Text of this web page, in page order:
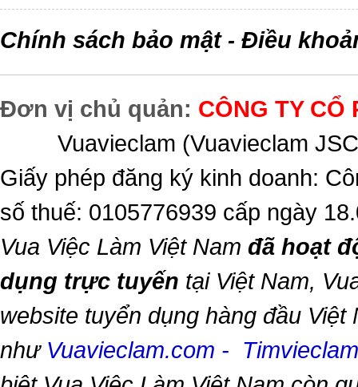
Chính sách bảo mật- Điều
Đơn vị chủ quản: CÔNG TY CỔ
Vuavieclam (Vuavieclam
Giấy phép đăng ký kinh doanh:
số thuế: 0105776939 cấp ngày
Vua Việc Làm Việt Nam đã hoạt
dụng trực tuyến tại Việt Nam,
website tuyển dụng hàng đầu Việt
như Vuavieclam.com -